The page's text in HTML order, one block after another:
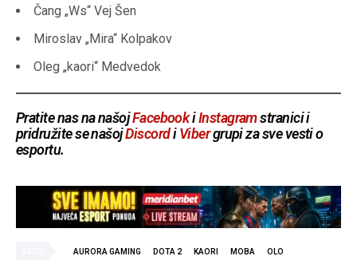
Čang „Ws“ Vej Šen
Miroslav „Mira“ Kolpakov
Oleg „kaori“ Medvedok
Pratite nas na našojFacebookiInstagramstranici i
pridružite se našojDiscordiVibergrupi za sve vesti o
esportu.
AURORA GAMING DOTA 2 KAORI MOBA OLO